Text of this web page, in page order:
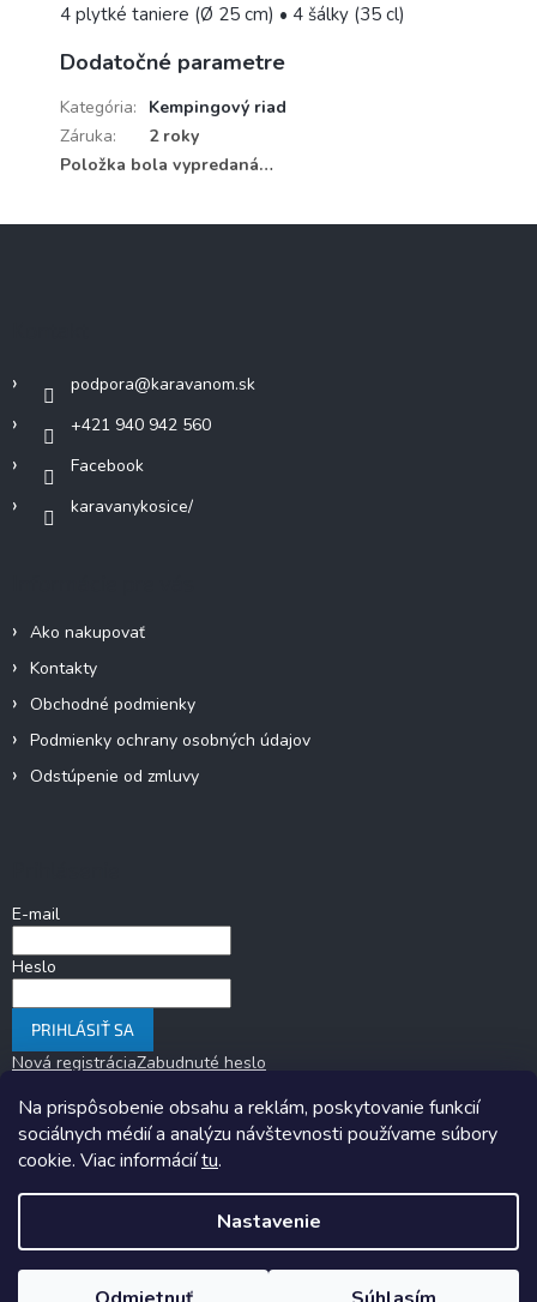
Na prispôsobenie obsahu a reklám, poskytovanie funkcií
sociálnych médií a analýzu návštevnosti používame súbory
cookie. Viac informáciítu.
Nastavenie
4 plytké taniere (Ø 25 cm) • 4 šálky (35 cl)
Dodatočné parametre
Kategória:
Kempingový riad
Záruka:
2 roky
Položka bola vypredaná…
podpora@karavanom.sk
+421 940 942 560
Facebook
karavanykosice/
Ako nakupovať
Kontakty
Obchodné podmienky
Podmienky ochrany osobných údajov
Odstúpenie od zmluvy
E-mail
Heslo
PRIHLÁSIŤ SA
Nová registráciaZabudnuté heslo